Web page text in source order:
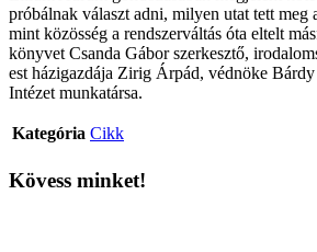
próbálnak választ adni, milyen utat tett meg
mint közösség a rendszerváltás óta eltelt
könyvet Csanda Gábor szerkesztő,
est házigazdája Zirig Árpád, védnöke
Intézet munkatársa.
Kategória Cikk
Kövess minket!